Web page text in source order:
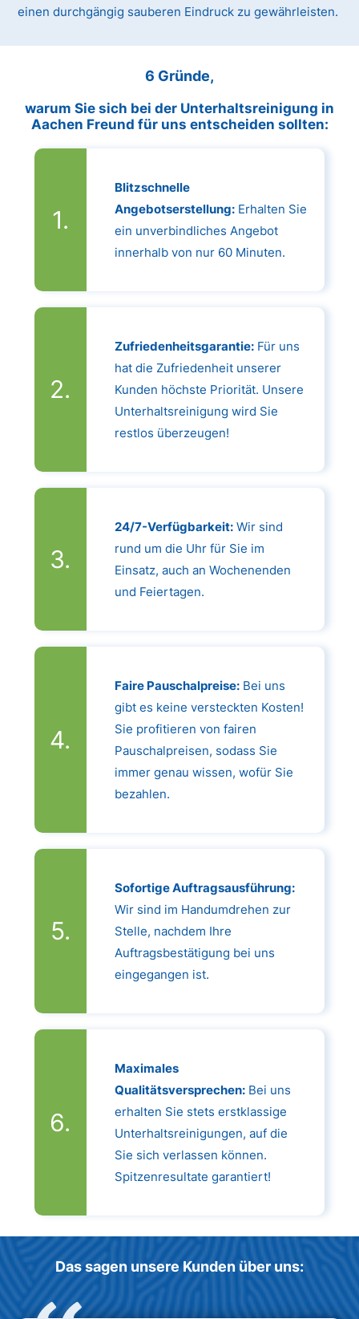
einen durchgängig sauberen Eindruck zu gewährleisten.
6 Gründe,
warum Sie sich bei der Unterhaltsreinigung in
Aachen Freund für uns entscheiden sollten:
Blitzschnelle
Angebotserstellung:Erhalten Sie
ein unverbindliches Angebot
innerhalb von nur 60 Minuten.
Zufriedenheitsgarantie:Für uns
hat die Zufriedenheit unserer
Kunden höchste Priorität. Unsere
Unterhaltsreinigung wird Sie
restlos überzeugen!
24/7-Verfügbarkeit:Wir sind
rund um die Uhr für Sie im
Einsatz, auch an Wochenenden
und Feiertagen.
Faire Pauschalpreise:Bei uns
gibt es keine versteckten Kosten!
Sie profitieren von fairen
Pauschalpreisen, sodass Sie
immer genau wissen, wofür Sie
bezahlen.
Sofortige Auftragsausführung:
Wir sind im Handumdrehen zur
Stelle, nachdem Ihre
Auftragsbestätigung bei uns
eingegangen ist.
Maximales
Qualitätsversprechen:Bei uns
erhalten Sie stets erstklassige
Unterhaltsreinigungen, auf die
Sie sich verlassen können.
Spitzenresultate garantiert!
Das sagen unsere Kunden über uns: